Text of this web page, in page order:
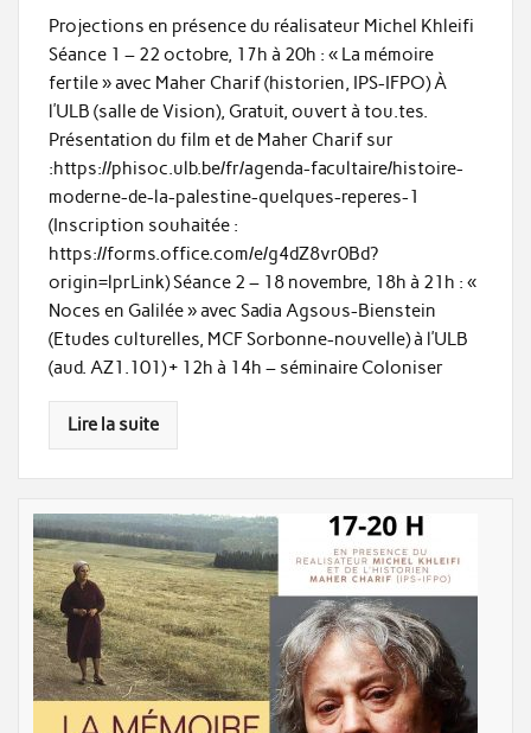
Projections en présence du réalisateur Michel Khleifi
Séance 1 – 22 octobre, 17h à 20h : « La mémoire
fertile » avec Maher Charif (historien, IPS-IFPO) À
l’ULB (salle de Vision), Gratuit, ouvert à tou.tes.
Présentation du film et de Maher Charif sur
:https://phisoc.ulb.be/fr/agenda-facultaire/histoire-
moderne-de-la-palestine-quelques-reperes-1
(Inscription souhaitée :
https://forms.office.com/e/g4dZ8vr0Bd?
origin=lprLink) Séance 2 – 18 novembre, 18h à 21h : «
Noces en Galilée » avec Sadia Agsous-Bienstein
(Etudes culturelles, MCF Sorbonne-nouvelle) à l’ULB
(aud. AZ1.101) + 12h à 14h – séminaire Coloniser
Lire la suite